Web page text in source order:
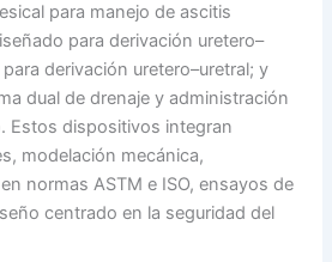
para manejo de ascitis
para derivación uretero–
derivación uretero–uretral; y
dual de drenaje y administración
Estos dispositivos integran
modelación mecánica,
normas ASTM e ISO, ensayos de
centrado en la seguridad del